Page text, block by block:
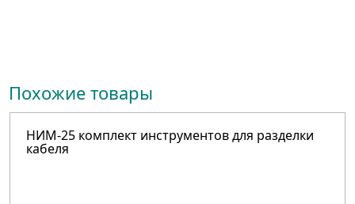
Похожие товары
НИМ-25 комплект инструментов для разделки
кабеля